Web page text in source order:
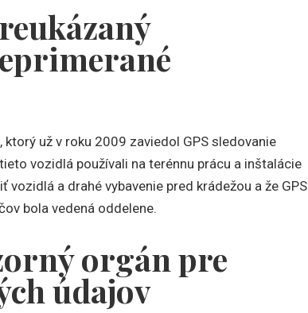
už v roku 2009 zaviedol GPS sledovanie
vozidlá používali na terénnu prácu a inštalácie
a drahé vybavenie pred krádežou a že GPS
bola vedená oddelene.
orgán pre
údajov